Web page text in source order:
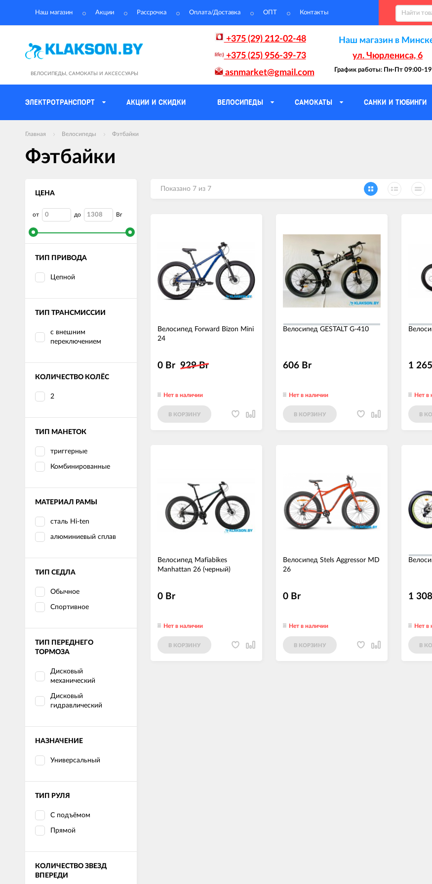
Наш магазин Акции Рассрочка Оплата/Доставка ОПТ Контакты
ВЕЛОСИПЕДЫ, САМОКАТЫ И АКСЕССУАРЫ
+375 (29) 212-02-48
+375 (25) 956-39-73
asnmarket@gmail.com
Наш магазин в
ул. Чюрлениса, 6
График работы: Пн-Пт 09:00-
ЭЛЕКТРОТРАНСПОРТ АКЦИИ И СКИДКИ ВЕЛОСИПЕДЫ САМОКАТЫ САНКИ И ТЮБИНГИ
Главная Велосипеды Фэтбайки
Фэтбайки
ЦЕНА
от до Br
ТИП ПРИВОДА
Цепной
ТИП ТРАНСМИССИИ
с внешним
переключением
КОЛИЧЕСТВО КОЛЁС
2
ТИП МАНЕТОК
триггерные
Комбинированные
МАТЕРИАЛ РАМЫ
сталь Hi-ten
алюминиевый сплав
ТИП СЕДЛА
Обычное
Спортивное
ТИП ПЕРЕДНЕГО
ТОРМОЗА
Дисковый
механический
Дисковый
гидравлический
НАЗНАЧЕНИЕ
Универсальный
ТИП РУЛЯ
С подъёмом
Прямой
КОЛИЧЕСТВО ЗВЕЗД
ВПЕРЕДИ
Показано 7 из 7
Велосипед Forward Bizon Mini
24
0 Br 929 Br
Нет в наличии
В КОРЗИНУ
Велосипед GESTALT G-410
606 Br
Нет в наличии
В КОРЗИНУ
1
Нет в
В
Велосипед Mafiabikes
Manhattan 26 (черный)
0 Br
Нет в наличии
В КОРЗИНУ
Велосипед Stels Aggressor MD
26
0 Br
Нет в наличии
В КОРЗИНУ
1
Нет в
В